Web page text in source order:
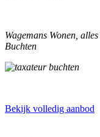
Wagemans Wonen,
Buchten
Bekijk volledig aanbod